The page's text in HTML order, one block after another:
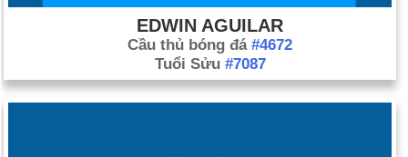
EDWIN AGUILAR
Cầu thủ bóng đá #4672
Tuổi Sửu #7087